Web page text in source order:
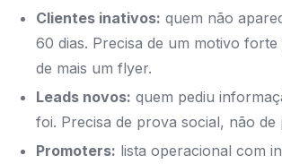
Clientes inativos: quem não
60 dias. Precisa de um motivo
de mais um flyer.
Leads novos: quem pediu
foi. Precisa de prova social, não de
Promoters: lista operacional com